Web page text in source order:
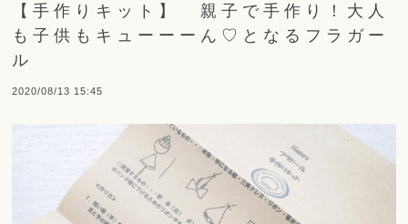
【手作りキット】 親子で手作り！大人
も子供もキューーーん♡となるフラガー
ル
2020/08/13 15:45